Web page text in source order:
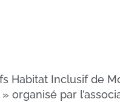
Habitat Inclusif de
organisé par